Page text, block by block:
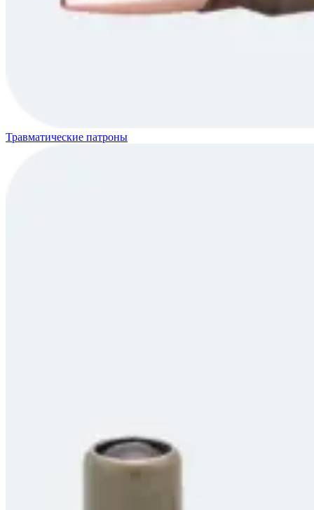
Травматические патроны